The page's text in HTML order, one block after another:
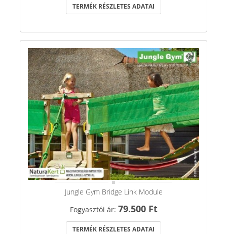
TERMÉK RÉSZLETES ADATAI
Jungle Gym Bridge Link Module
Fogyasztói ár: 79.500 Ft
TERMÉK RÉSZLETES ADATAI